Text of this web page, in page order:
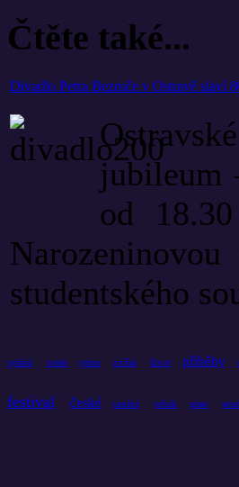
Čtěte také...
Divadlo Petra Bezruče v Ostravě slaví
jubileum
od
studentského
vydává uvede rytmu zvířat život příběhy
festival české umění ročník praze